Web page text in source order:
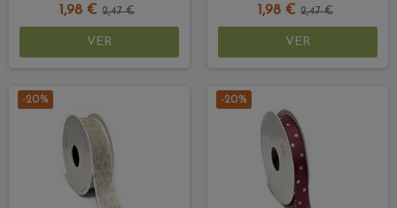
1,98 € 2,47 €
VER
1,98 € 2,47 €
VER
-20% -20%